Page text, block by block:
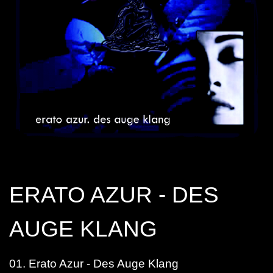
ERATO AZUR - DES
AUGE KLANG
01. Erato Azur - Des Auge Klang